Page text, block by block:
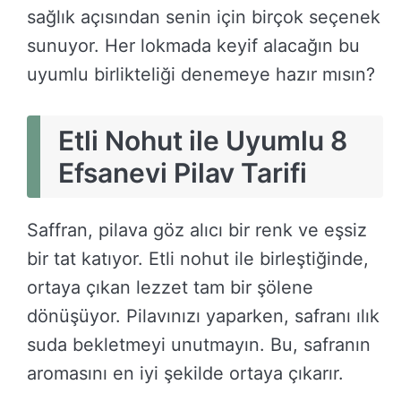
sağlık açısından senin için birçok seçenek
sunuyor. Her lokmada keyif alacağın bu
uyumlu birlikteliği denemeye hazır mısın?
Etli Nohut ile Uyumlu 8
Efsanevi Pilav Tarifi
Saffran, pilava göz alıcı bir renk ve eşsiz
bir tat katıyor. Etli nohut ile birleştiğinde,
ortaya çıkan lezzet tam bir şölene
dönüşüyor. Pilavınızı yaparken, safranı ılık
suda bekletmeyi unutmayın. Bu, safranın
aromasını en iyi şekilde ortaya çıkarır.